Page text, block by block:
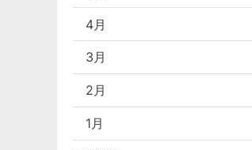
4月
3月
2月
1月